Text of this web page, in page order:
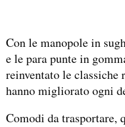
Con le manopole in
e le para punte in
reinventato le classiche
hanno migliorato ogni
Comodi da trasportare,